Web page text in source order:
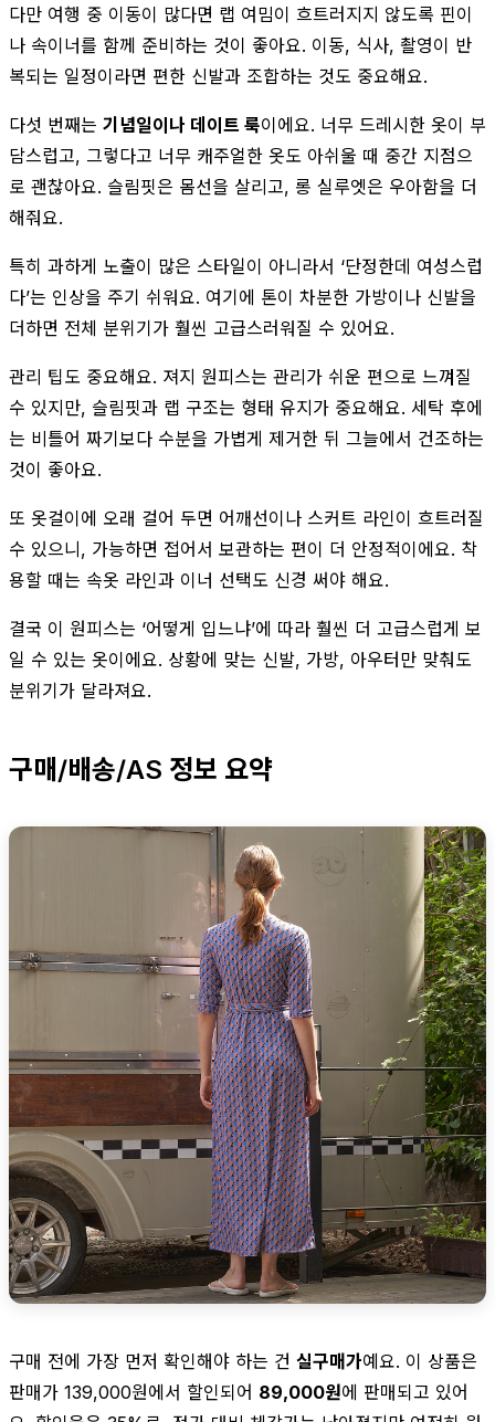
다만 여행 중 이동이 많다면 랩 여밈이 흐트러지지 않도록 핀이
나 속이너를 함께 준비하는 것이 좋아요. 이동, 식사, 촬영이 반
복되는 일정이라면 편한 신발과 조합하는 것도 중요해요.
다섯 번째는 기념일이나 데이트 룩이에요. 너무 드레시한 옷이 부
담스럽고, 그렇다고 너무 캐주얼한 옷도 아쉬울 때 중간 지점으
로 괜찮아요. 슬림핏은 몸선을 살리고, 롱 실루엣은 우아함을 더
해줘요.
특히 과하게 노출이 많은 스타일이 아니라서 ‘단정한데 여성스럽
다’는 인상을 주기 쉬워요. 여기에 톤이 차분한 가방이나 신발을
더하면 전체 분위기가 훨씬 고급스러워질 수 있어요.
관리 팁도 중요해요. 져지 원피스는 관리가 쉬운 편으로 느껴질
수 있지만, 슬림핏과 랩 구조는 형태 유지가 중요해요. 세탁 후에
는 비틀어 짜기보다 수분을 가볍게 제거한 뒤 그늘에서 건조하는
것이 좋아요.
또 옷걸이에 오래 걸어 두면 어깨선이나 스커트 라인이 흐트러질
수 있으니, 가능하면 접어서 보관하는 편이 더 안정적이에요. 착
용할 때는 속옷 라인과 이너 선택도 신경 써야 해요.
결국 이 원피스는 ‘어떻게 입느냐’에 따라 훨씬 더 고급스럽게 보
일 수 있는 옷이에요. 상황에 맞는 신발, 가방, 아우터만 맞춰도
분위기가 달라져요.
구매/배송/AS 정보 요약
구매 전에 가장 먼저 확인해야 하는 건 실구매가예요. 이 상품은
판매가 139,000원에서 할인되어 89,000원에 판매되고 있어